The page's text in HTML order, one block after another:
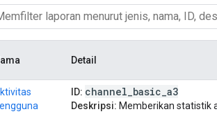
Detail
ID: channel basic a3
Deskripsi: Memberikan statistik